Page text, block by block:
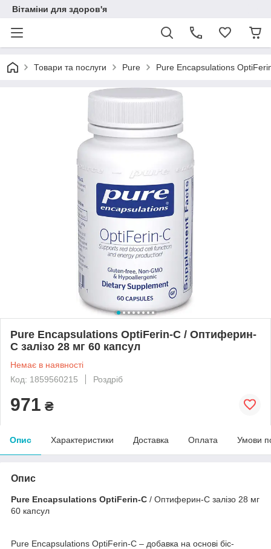
Вітаміни для здоров'я
Товари та послуги Pure Pure Encapsulations
Pure Encapsulations OptiFerin-C / Оптиферин-
С залізо 28 мг 60 капсул
Немає в наявності
Код: 1859560215
Роздріб
971 ₴
Опис Характеристики Доставка Оплата Умови
Опис
Pure Encapsulations OptiFerin-C / Оптиферин-С залізо 28 мг
60 капсул
Pure Encapsulations OptiFerin‑C – добавка на основі біс-